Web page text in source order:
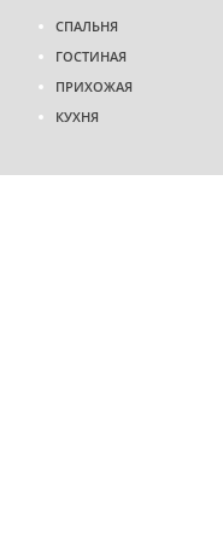
СПАЛЬНЯ
ГОСТИНАЯ
ПРИХОЖАЯ
КУХНЯ